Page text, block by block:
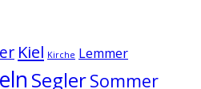
Kiel Kirche Lemmer
SeglerSommer